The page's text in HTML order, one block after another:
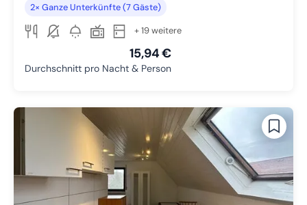
2× Ganze Unterkünfte (7 Gäste)
+ 19 weitere
15,94 €
Durchschnitt pro Nacht & Person